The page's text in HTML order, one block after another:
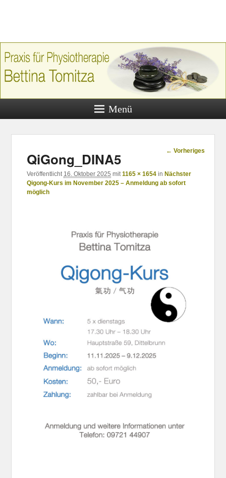
Bettina
Praxis für Physiotherapie, Bettina
Menü
Bilder-
← Vorheriges
QiGong_DINA5
Veröffentlicht 16. Oktober 2025 mit1165 × 1654 inNächster
Qigong-Kurs im November 2025 – Anmeldung ab sofort
möglich